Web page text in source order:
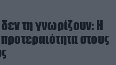
τη γνωρίζουν: Η
στους